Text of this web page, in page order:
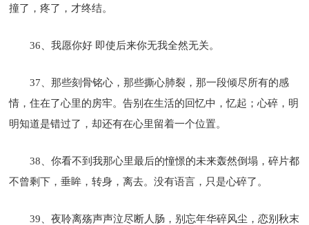
撞了，疼了，才终结。
36、我愿你好 即使后来你无我全然无关。
37、那些刻骨铭心，那些撕心肺裂，那一段倾尽所有的感
情，住在了心里的房牢。告别在生活的回忆中，忆起；心碎，明
明知道是错过了，却还有在心里留着一个位置。
38、你看不到我那心里最后的憧憬的未来轰然倒塌，碎片都
不曾剩下，垂眸，转身，离去。没有语言，只是心碎了。
39、夜聆离殇声声泣尽断人肠，别忘年华碎风尘，恋别秋末